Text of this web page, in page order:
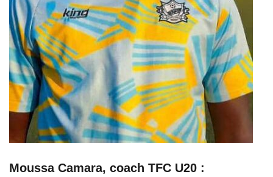
Moussa Camara, coach TFC U20 :